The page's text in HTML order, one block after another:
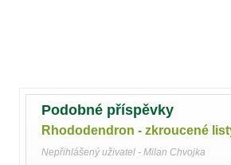
Podobné příspěvky
Rhododendron - zkroucené
Nepřihlášený uživatel - Milan Chvojka